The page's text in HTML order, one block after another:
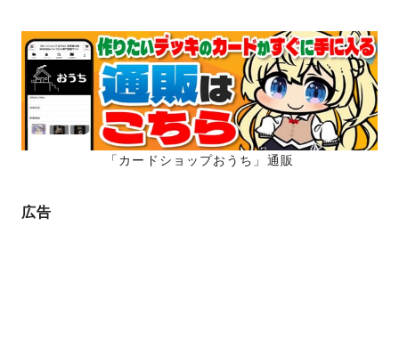
「カードショップおうち」通販
広告